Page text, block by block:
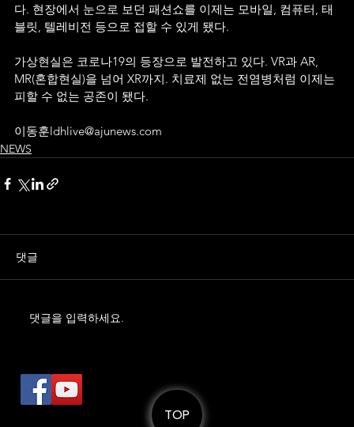
다. 현장에서 눈으로 보던 패션쇼를 이제는 모바일, 컴퓨터, 태
블릿, 텔레비전 등으로 접할 수 있게 됐다.
가상현실은 코로나19의 등장으로 발전하고 있다. VR과 AR,
MR(혼합현실)을 넘어 XR까지. 치료제 없는 전염병처럼 이제는
피할 수 없는 공존이 됐다.
이동훈ldhlive@ajunews.com
NEWS
댓글
댓글을 입력하세요.
TOP